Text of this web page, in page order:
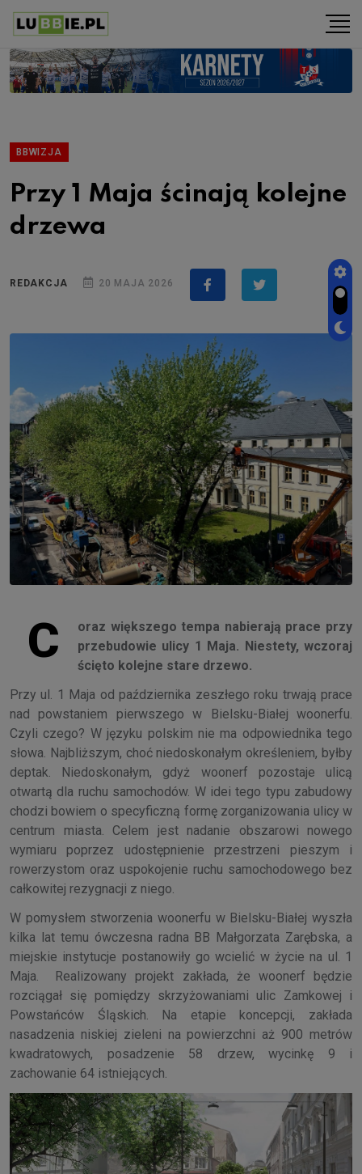
BBWIZJA
Przy 1 Maja ścinają kolejne
drzewa
REDAKCJA 20 MAJA 2026
C
oraz większego tempa nabierają prace przy
przebudowie ulicy 1 Maja. Niestety, wczoraj
ścięto kolejne stare drzewo.
Przy ul. 1 Maja od października zeszłego roku trwają prace
nad powstaniem pierwszego w Bielsku-Białej woonerfu.
Czyli czego? W języku polskim nie ma odpowiednika tego
słowa. Najbliższym, choć niedoskonałym określeniem, byłby
deptak. Niedoskonałym, gdyż woonerf pozostaje ulicą
otwartą dla ruchu samochodów. W idei tego typu zabudowy
chodzi bowiem o specyficzną formę zorganizowania ulicy w
centrum miasta. Celem jest nadanie obszarowi nowego
wymiaru poprzez udostępnienie przestrzeni pieszym i
rowerzystom oraz uspokojenie ruchu samochodowego bez
całkowitej rezygnacji z niego.
W pomysłem stworzenia woonerfu w Bielsku-Białej wyszła
kilka lat temu ówczesna radna BB Małgorzata Zarębska, a
miejskie instytucje postanowiły go wcielić w życie na ul. 1
Maja. Realizowany projekt zakłada, że woonerf będzie
rozciągał się pomiędzy skrzyżowaniami ulic Zamkowej i
Powstańców Śląskich. Na etapie koncepcji, zakłada
nasadzenia niskiej zieleni na powierzchni aż 900 metrów
kwadratowych, posadzenie 58 drzew, wycinkę 9 i
zachowanie 64 istniejących.